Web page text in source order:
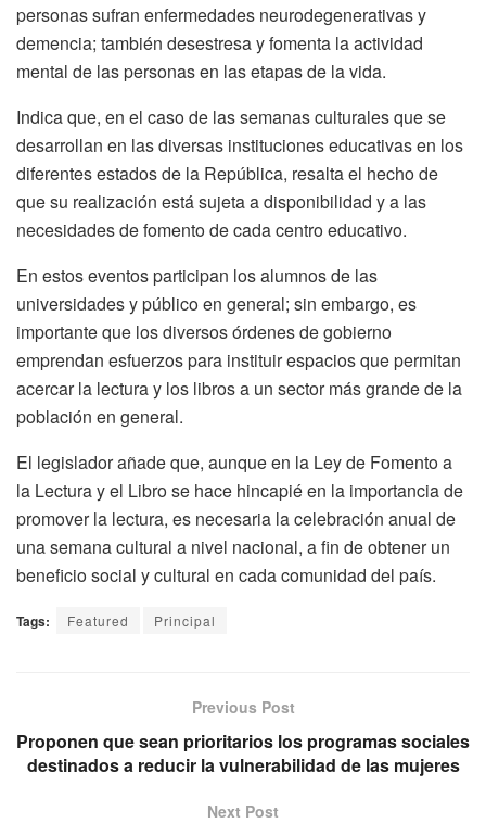
personas sufran enfermedades neurodegenerativas y
demencia; también desestresa y fomenta la actividad
mental de las personas en las etapas de la vida.
Indica que, en el caso de las semanas culturales que se
desarrollan en las diversas instituciones educativas en los
diferentes estados de la República, resalta el hecho de
que su realización está sujeta a disponibilidad y a las
necesidades de fomento de cada centro educativo.
En estos eventos participan los alumnos de las
universidades y público en general; sin embargo, es
importante que los diversos órdenes de gobierno
emprendan esfuerzos para instituir espacios que permitan
acercar la lectura y los libros a un sector más grande de la
población en general.
El legislador añade que, aunque en la Ley de Fomento a
la Lectura y el Libro se hace hincapié en la importancia de
promover la lectura, es necesaria la celebración anual de
una semana cultural a nivel nacional, a fin de obtener un
beneficio social y cultural en cada comunidad del país.
Tags: Featured Principal
Previous Post
Proponen que sean prioritarios los programas sociales
destinados a reducir la vulnerabilidad de las mujeres
Next Post